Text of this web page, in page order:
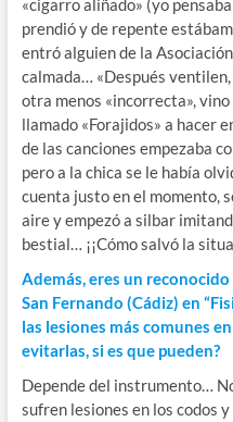
«cigarro aliñado» (yo
prendió y de repente
entró alguien de la
calmada… «Después
otra menos «incorrecta»,
llamado «Forajidos» a hacer
de las canciones empezaba
pero a la chica se le había
cuenta justo en el momento,
aire y empezó a silbar
bestial… ¡¡Cómo salvó la
Además, eres un
San Fernando (Cádiz) en
las lesiones más comunes
evitarlas, si es que pueden?
Depende del instrumento…
sufren lesiones en los codos